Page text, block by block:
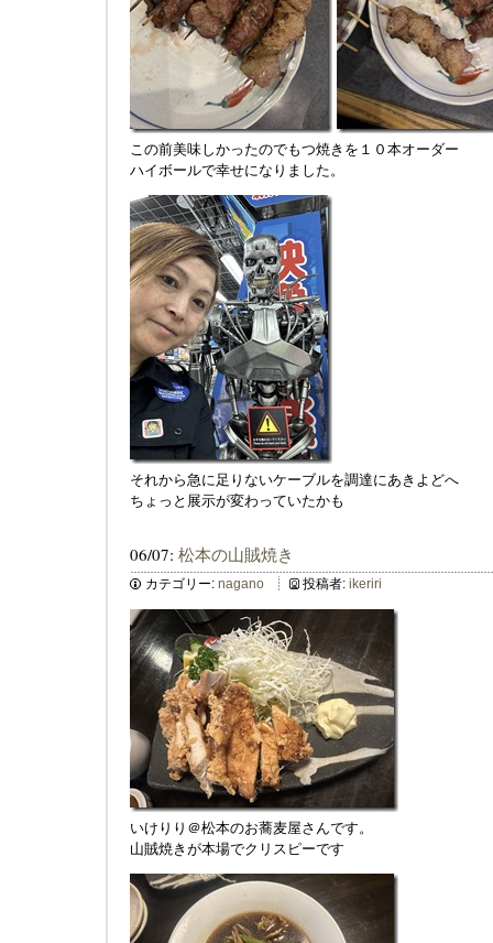
この前美味しかったのでもつ焼きを１０本オーダー
ハイボールで幸せになりました。
それから急に足りないケーブルを調達にあきよどへ
ちょっと展示が変わっていたかも
06/07: 松本の山賊焼き
カテゴリー: nagano 投稿者: ikeriri
いけりり＠松本のお蕎麦屋さんです。
山賊焼きが本場でクリスピーです